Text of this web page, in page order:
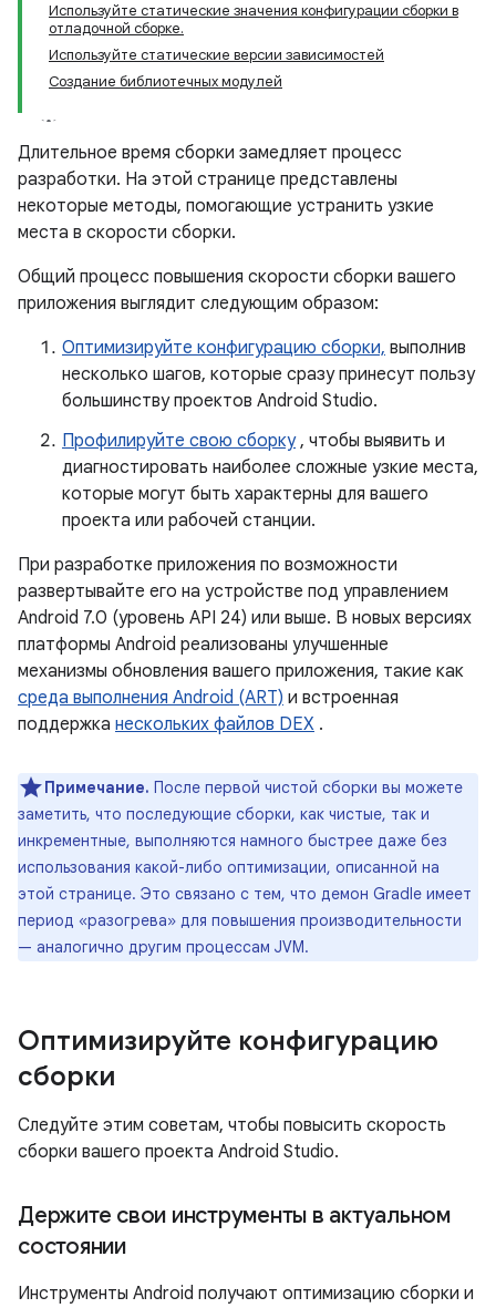
Используйте статические значения конфигурации сборки в
отладочной сборке.
Используйте статические версии зависимостей
Создание библиотечных модулей
Длительное время сборки замедляет процесс
разработки. На этой странице представлены
некоторые методы, помогающие устранить узкие
места в скорости сборки.
Общий процесс повышения скорости сборки вашего
приложения выглядит следующим образом:
Оптимизируйте конфигурацию сборки, выполнив
несколько шагов, которые сразу принесут пользу
большинству проектов Android Studio.
Профилируйте свою сборку, чтобы выявить и
диагностировать наиболее сложные узкие места,
которые могут быть характерны для вашего
проекта или рабочей станции.
При разработке приложения по возможности
развертывайте его на устройстве под управлением
Android 7.0 (уровень API 24) или выше. В новых версиях
платформы Android реализованы улучшенные
механизмы обновления вашего приложения, такие как
среда выполнения Android (ART) и встроенная
поддержка нескольких файлов DEX .
Примечание. После первой чистой сборки вы можете
заметить, что последующие сборки, как чистые, так и
инкрементные, выполняются намного быстрее даже без
использования какой-либо оптимизации, описанной на
этой странице. Это связано с тем, что демон Gradle имеет
период «разогрева» для повышения производительности
— аналогично другим процессам JVM.
Оптимизируйте конфигурацию
сборки
Следуйте этим советам, чтобы повысить скорость
сборки вашего проекта Android Studio.
Держите свои инструменты в актуальном
состоянии
Инструменты Android получают оптимизацию сборки и